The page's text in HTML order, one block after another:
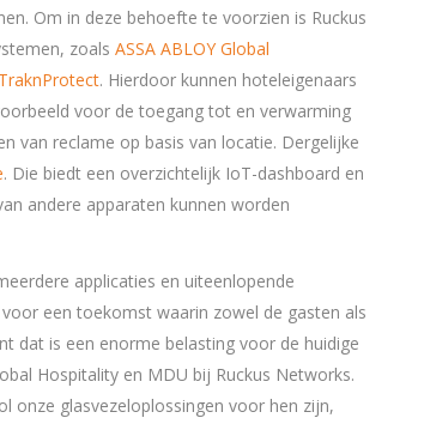
Om in deze behoefte te voorzien is Ruckus
zoals ASSA ABLOY Global
TraknProtect. Hierdoor kunnen hoteleigenaars
voor de toegang tot en verwarming
van reclame op basis van locatie. Dergelijke
. Die biedt een overzichtelijk IoT-dashboard en
andere apparaten kunnen worden
applicaties en uiteenlopende
een toekomst waarin zowel de gasten als
dat is een enorme belasting voor de huidige
Hospitality en MDU bij Ruckus Networks.
onze glasvezeloplossingen voor hen zijn,